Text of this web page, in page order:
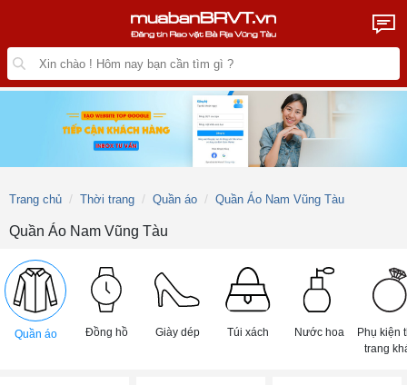
Trang chủ Thời trang Quần áo Quần Áo Nam Vũng Tàu
Quần Áo Nam Vũng Tàu
Quần áo Đồng hồ Giày dép Túi xách Nước hoa
Phụ kiện
trang